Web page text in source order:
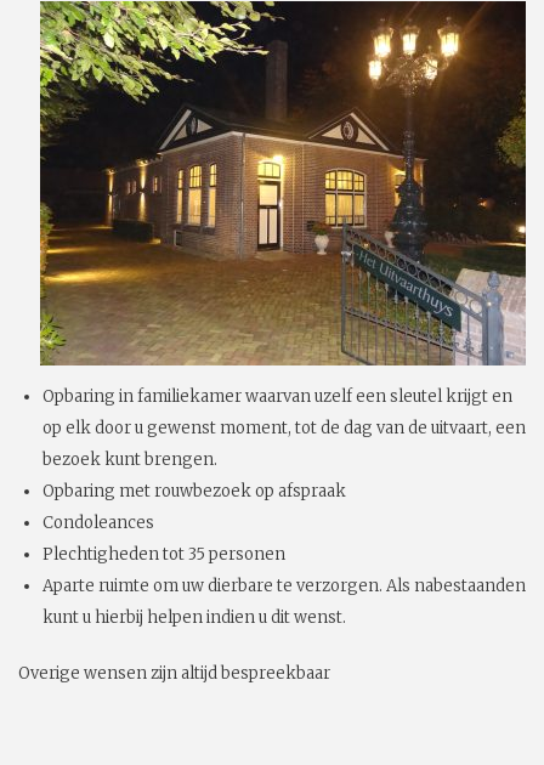
Opbaring in familiekamer waarvan uzelf een sleutel krijgt en
op elk door u gewenst moment, tot de dag van de uitvaart, een
bezoek kunt brengen.
Opbaring met rouwbezoek op afspraak
Condoleances
Plechtigheden tot 35 personen
Aparte ruimte om uw dierbare te verzorgen. Als nabestaanden
kunt u hierbij helpen indien u dit wenst.
Overige wensen zijn altijd bespreekbaar